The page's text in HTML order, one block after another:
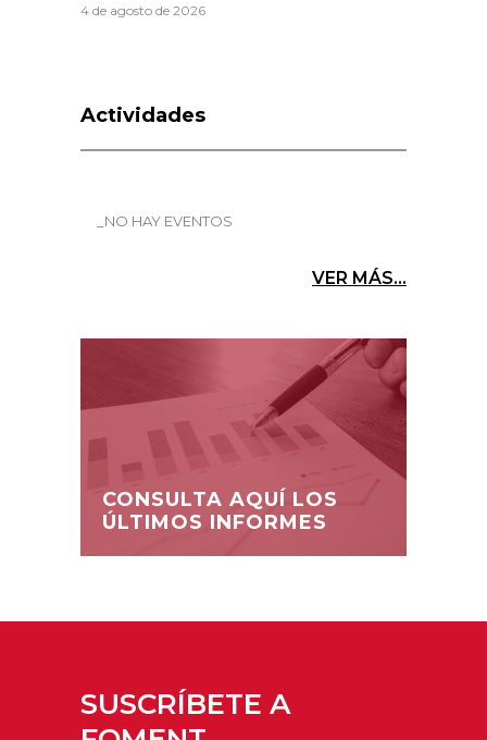
4 de agosto de 2026
Actividades
_NO HAY EVENTOS
VER MÁS...
CONSULTA AQUÍ LOS
ÚLTIMOS INFORMES
SUSCRÍBETE A